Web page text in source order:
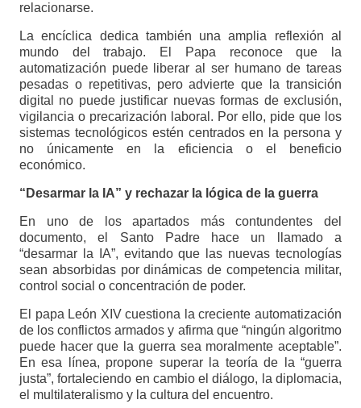
relacionarse.
La encíclica dedica también una amplia reflexión al
mundo del trabajo. El Papa reconoce que la
automatización puede liberar al ser humano de tareas
pesadas o repetitivas, pero advierte que la transición
digital no puede justificar nuevas formas de exclusión,
vigilancia o precarización laboral. Por ello, pide que los
sistemas tecnológicos estén centrados en la persona y
no únicamente en la eficiencia o el beneficio
económico.
“Desarmar la IA” y rechazar la lógica de la guerra
En uno de los apartados más contundentes del
documento, el Santo Padre hace un llamado a
“desarmar la IA”, evitando que las nuevas tecnologías
sean absorbidas por dinámicas de competencia militar,
control social o concentración de poder.
El papa León XIV cuestiona la creciente automatización
de los conflictos armados y afirma que “ningún algoritmo
puede hacer que la guerra sea moralmente aceptable”.
En esa línea, propone superar la teoría de la “guerra
justa”, fortaleciendo en cambio el diálogo, la diplomacia,
el multilateralismo y la cultura del encuentro.